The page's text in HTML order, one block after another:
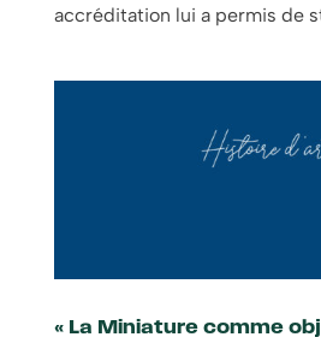
accréditation lui a permis de
« La Miniature comme